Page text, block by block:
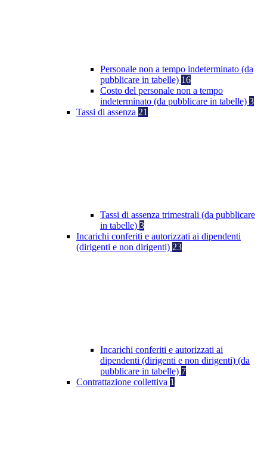
Personale non a tempo indeterminato (da
pubblicare in tabelle) 16
Costo del personale non a tempo
indeterminato (da pubblicare in tabelle) 3
Tassi di assenza 21
Tassi di assenza trimestrali (da pubblicare
in tabelle) 3
Incarichi conferiti e autorizzati ai dipendenti
(dirigenti e non dirigenti) 23
Incarichi conferiti e autorizzati ai
dipendenti (dirigenti e non dirigenti) (da
pubblicare in tabelle) 7
Contrattazione collettiva 1